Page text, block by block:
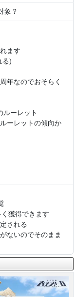
象？
ます
る)
年なのでおそらく
ルーレット
ーレットの傾向か
獲得できます
される
ないのでそのまま